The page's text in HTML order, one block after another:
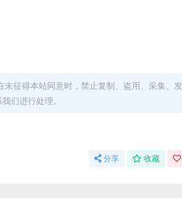
征得本站同意时，禁止复制、盗用、采集、
们进行处理。
分享 收藏